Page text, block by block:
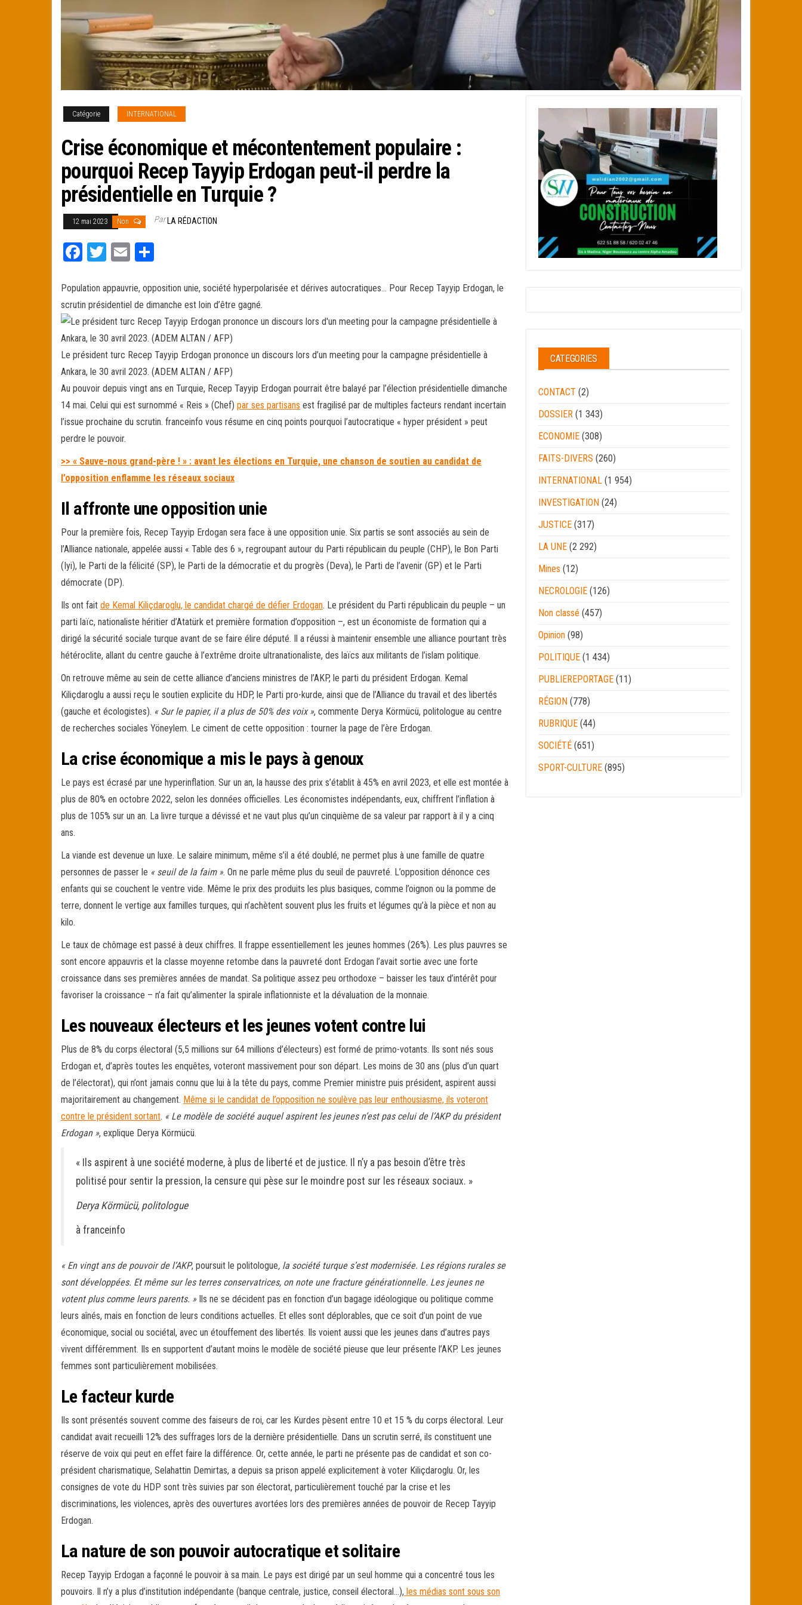
Catégorie INTERNATIONAL
Crise économique et mécontentement populaire :
pourquoi Recep Tayyip Erdogan peut-il perdre la
présidentielle en Turquie ?
12 mai 2023 Non ParLA RÉDACTION
Fa
bo
ok
T
tt
er
E
ail ag
er
Population appauvrie, opposition unie, société hyperpolarisée et dérives autocratiques… Pour Recep Tayyip Erdogan, le
scrutin présidentiel de dimanche est loin d’être gagné.
Le président turc Recep Tayyip Erdogan prononce un discours lors d’un meeting pour la campagne présidentielle à
Ankara, le 30 avril 2023. (ADEM ALTAN / AFP)
Au pouvoir depuis vingt ans en Turquie, Recep Tayyip Erdogan pourrait être balayé par l’élection présidentielle dimanche
14 mai. Celui qui est surnommé « Reis » (Chef) par ses partisans est fragilisé par de multiples facteurs rendant incertain
l’issue prochaine du scrutin. franceinfo vous résume en cinq points pourquoi l’autocratique « hyper président » peut
perdre le pouvoir.
>> « Sauve-nous grand-père ! » : avant les élections en Turquie, une chanson de soutien au candidat de
l’opposition enflamme les réseaux sociaux
Il affronte une opposition unie
Pour la première fois, Recep Tayyip Erdogan sera face à une opposition unie. Six partis se sont associés au sein de
l’Alliance nationale, appelée aussi « Table des 6 », regroupant autour du Parti républicain du peuple (CHP), le Bon Parti
(Iyi), le Parti de la félicité (SP), le Parti de la démocratie et du progrès (Deva), le Parti de l’avenir (GP) et le Parti
démocrate (DP).
Ils ont fait de Kemal Kiliçdaroglu, le candidat chargé de défier Erdogan. Le président du Parti républicain du peuple – un
parti laïc, nationaliste héritier d’Atatürk et première formation d’opposition –, est un économiste de formation qui a
dirigé la sécurité sociale turque avant de se faire élire député. Il a réussi à maintenir ensemble une alliance pourtant très
hétéroclite, allant du centre gauche à l’extrême droite ultranationaliste, des laïcs aux militants de l’islam politique.
On retrouve même au sein de cette alliance d’anciens ministres de l’AKP, le parti du président Erdogan. Kemal
Kiliçdaroglu a aussi reçu le soutien explicite du HDP, le Parti pro-kurde, ainsi que de l’Alliance du travail et des libertés
(gauche et écologistes). « Sur le papier, il a plus de 50% des voix », commente Derya Körmücü, politologue au centre
de recherches sociales Yöneylem. Le ciment de cette opposition : tourner la page de l’ère Erdogan.
La crise économique a mis le pays à genoux
Le pays est écrasé par une hyperinflation. Sur un an, la hausse des prix s’établit à 45% en avril 2023, et elle est montée à
plus de 80% en octobre 2022, selon les données officielles. Les économistes indépendants, eux, chiffrent l’inflation à
plus de 105% sur un an. La livre turque a dévissé et ne vaut plus qu’un cinquième de sa valeur par rapport à il y a cinq
ans.
La viande est devenue un luxe. Le salaire minimum, même s’il a été doublé, ne permet plus à une famille de quatre
personnes de passer le « seuil de la faim ». On ne parle même plus du seuil de pauvreté. L’opposition dénonce ces
enfants qui se couchent le ventre vide. Même le prix des produits les plus basiques, comme l’oignon ou la pomme de
terre, donnent le vertige aux familles turques, qui n’achètent souvent plus les fruits et légumes qu’à la pièce et non au
kilo.
Le taux de chômage est passé à deux chiffres. Il frappe essentiellement les jeunes hommes (26%). Les plus pauvres se
sont encore appauvris et la classe moyenne retombe dans la pauvreté dont Erdogan l’avait sortie avec une forte
croissance dans ses premières années de mandat. Sa politique assez peu orthodoxe – baisser les taux d’intérêt pour
favoriser la croissance – n’a fait qu’alimenter la spirale inflationniste et la dévaluation de la monnaie.
Les nouveaux électeurs et les jeunes votent contre lui
Plus de 8% du corps électoral (5,5 millions sur 64 millions d’électeurs) est formé de primo-votants. Ils sont nés sous
Erdogan et, d’après toutes les enquêtes, voteront massivement pour son départ. Les moins de 30 ans (plus d’un quart
de l’électorat), qui n’ont jamais connu que lui à la tête du pays, comme Premier ministre puis président, aspirent aussi
majoritairement au changement. Même si le candidat de l’opposition ne soulève pas leur enthousiasme, ils voteront
contre le président sortant. « Le modèle de société auquel aspirent les jeunes n’est pas celui de l’AKP du président
Erdogan », explique Derya Körmücü.
« Ils aspirent à une société moderne, à plus de liberté et de justice. Il n’y a pas besoin d’être très
politisé pour sentir la pression, la censure qui pèse sur le moindre post sur les réseaux sociaux. »
Derya Körmücü, politologue
à franceinfo
« En vingt ans de pouvoir de l’AKP, poursuit le politologue, la société turque s’est modernisée. Les régions rurales se
sont développées. Et même sur les terres conservatrices, on note une fracture générationnelle. Les jeunes ne
votent plus comme leurs parents. » Ils ne se décident pas en fonction d’un bagage idéologique ou politique comme
leurs aînés, mais en fonction de leurs conditions actuelles. Et elles sont déplorables, que ce soit d’un point de vue
économique, social ou sociétal, avec un étouffement des libertés. Ils voient aussi que les jeunes dans d’autres pays
vivent différemment. Ils en supportent d’autant moins le modèle de société pieuse que leur présente l’AKP. Les jeunes
femmes sont particulièrement mobilisées.
Le facteur kurde
Ils sont présentés souvent comme des faiseurs de roi, car les Kurdes pèsent entre 10 et 15 % du corps électoral. Leur
candidat avait recueilli 12% des suffrages lors de la dernière présidentielle. Dans un scrutin serré, ils constituent une
réserve de voix qui peut en effet faire la différence. Or, cette année, le parti ne présente pas de candidat et son co-
président charismatique, Selahattin Demirtas, a depuis sa prison appelé explicitement à voter Kiliçdaroglu. Or, les
consignes de vote du HDP sont très suivies par son électorat, particulièrement touché par la crise et les
discriminations, les violences, après des ouvertures avortées lors des premières années de pouvoir de Recep Tayyip
Erdogan.
La nature de son pouvoir autocratique et solitaire
Recep Tayyip Erdogan a façonné le pouvoir à sa main. Le pays est dirigé par un seul homme qui a concentré tous les
pouvoirs. Il n’y a plus d’institution indépendante (banque centrale, justice, conseil électoral…), les médias sont sous son
CATEGORIES
CONTACT (2)
DOSSIER (1 343)
ECONOMIE (308)
FAITS-DIVERS (260)
INTERNATIONAL (1 954)
INVESTIGATION (24)
JUSTICE (317)
LA UNE (2 292)
Mines (12)
NECROLOGIE (126)
Non classé (457)
Opinion (98)
POLITIQUE (1 434)
PUBLIEREPORTAGE (11)
RÉGION (778)
RUBRIQUE (44)
SOCIÉTÉ (651)
SPORT-CULTURE (895)